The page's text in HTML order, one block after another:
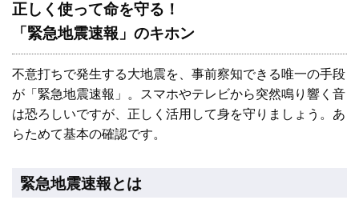
正しく使って命を守る！
「緊急地震速報」のキホン
不意打ちで発生する大地震を、事前察知できる唯一の手段
が「緊急地震速報」。スマホやテレビから突然鳴り響く音
は恐ろしいですが、正しく活用して身を守りましょう。あ
らためて基本の確認です。
緊急地震速報とは